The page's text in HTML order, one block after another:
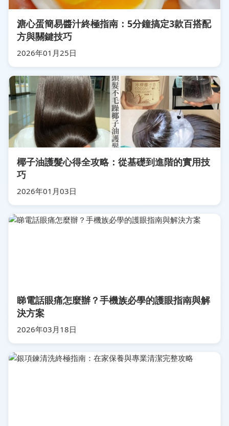
溏心蛋簡易醬汁終極指南：5分鐘搞定3款百搭配
方與關鍵技巧
2026年01月25日
椰子油護髮心得全攻略：從基礎到進階的實用技
巧
2026年01月03日
睇電話眼痛怎麼辦？手機族必學的護眼指南與解
決方案
2026年03月18日